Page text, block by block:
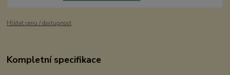
Hlídat cenu / dostupnost
Kompletní specifikace